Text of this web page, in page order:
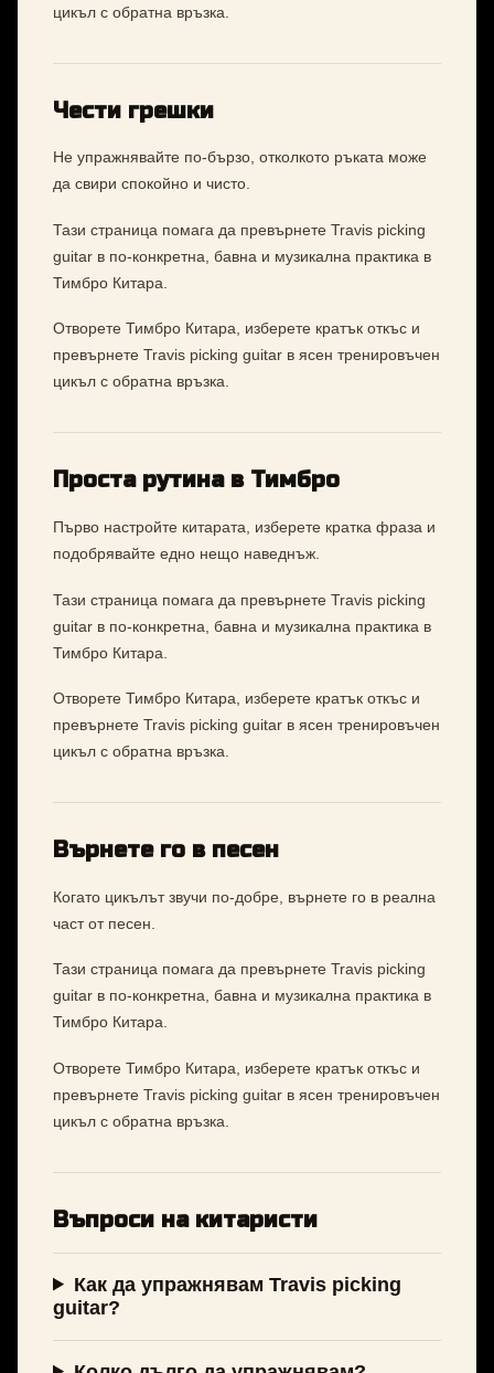
цикъл с обратна връзка.
Чести грешки
Не упражнявайте по-бързо, отколкото ръката може
да свири спокойно и чисто.
Тази страница помага да превърнете Travis picking
guitar в по-конкретна, бавна и музикална практика в
Тимбро Китара.
Отворете Тимбро Китара, изберете кратък откъс и
превърнете Travis picking guitar в ясен тренировъчен
цикъл с обратна връзка.
Проста рутина в Тимбро
Първо настройте китарата, изберете кратка фраза и
подобрявайте едно нещо наведнъж.
Тази страница помага да превърнете Travis picking
guitar в по-конкретна, бавна и музикална практика в
Тимбро Китара.
Отворете Тимбро Китара, изберете кратък откъс и
превърнете Travis picking guitar в ясен тренировъчен
цикъл с обратна връзка.
Върнете го в песен
Когато цикълът звучи по-добре, върнете го в реална
част от песен.
Тази страница помага да превърнете Travis picking
guitar в по-конкретна, бавна и музикална практика в
Тимбро Китара.
Отворете Тимбро Китара, изберете кратък откъс и
превърнете Travis picking guitar в ясен тренировъчен
цикъл с обратна връзка.
Въпроси на китаристи
Как да упражнявам Travis picking
guitar?